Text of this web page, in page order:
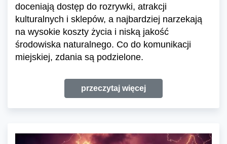
doceniają dostęp do rozrywki, atrakcji
kulturalnych i sklepów, a najbardziej narzekają
na wysokie koszty życia i niską jakość
środowiska naturalnego. Co do komunikacji
miejskiej, zdania są podzielone.
przeczytaj więcej